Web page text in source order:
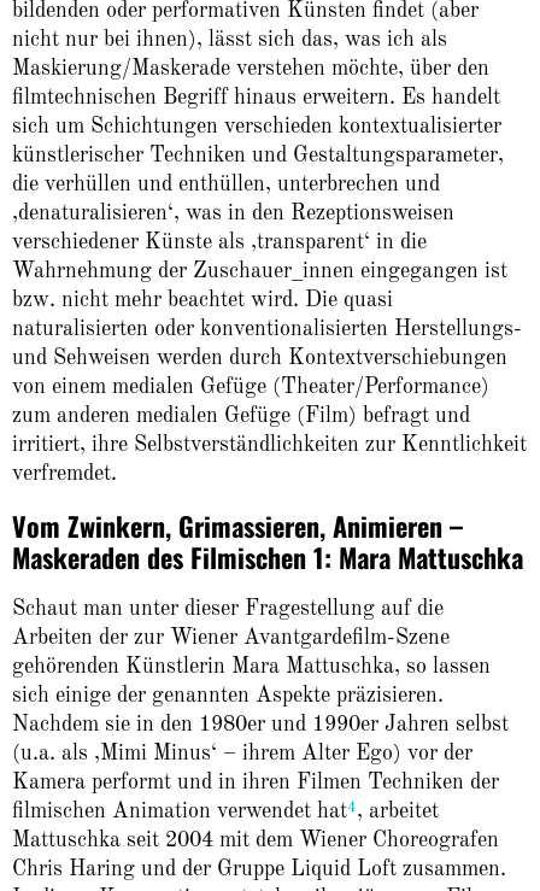
bildenden oder performativen Künsten findet (aber
nicht nur bei ihnen), lässt sich das, was ich als
Maskierung/Maskerade verstehen möchte, über den
filmtechnischen Begriff hinaus erweitern. Es handelt
sich um Schichtungen verschieden kontextualisierter
künstlerischer Techniken und Gestaltungsparameter,
die verhüllen und enthüllen, unterbrechen und
‚denaturalisieren‘, was in den Rezeptionsweisen
verschiedener Künste als ‚transparent‘ in die
Wahrnehmung der Zuschauer_innen eingegangen ist
bzw. nicht mehr beachtet wird. Die quasi
naturalisierten oder konventionalisierten Herstellungs-
und Sehweisen werden durch Kontextverschiebungen
von einem medialen Gefüge (Theater/Performance)
zum anderen medialen Gefüge (Film) befragt und
irritiert, ihre Selbstverständlichkeiten zur Kenntlichkeit
verfremdet.
Vom Zwinkern, Grimassieren, Animieren –
Maskeraden des Filmischen 1: Mara Mattuschka
Schaut man unter dieser Fragestellung auf die
Arbeiten der zur Wiener Avantgardefilm-Szene
gehörenden Künstlerin Mara Mattuschka, so lassen
sich einige der genannten Aspekte präzisieren.
Nachdem sie in den 1980er und 1990er Jahren selbst
(u.a. als ‚Mimi Minus‘ – ihrem Alter Ego) vor der
Kamera performt und in ihren Filmen Techniken der
filmischen Animation verwendet hat4, arbeitet
Mattuschka seit 2004 mit dem Wiener Choreografen
Chris Haring und der Gruppe Liquid Loft zusammen.